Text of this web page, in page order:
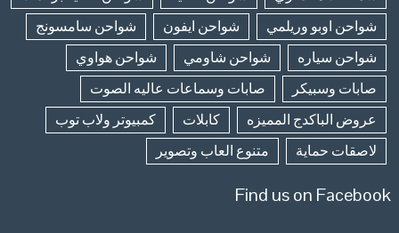
شواحن اوبو وريلمي
شواحن ايفون
شواحن سامسونج
شواحن سياره
شواحن شاومي
شواحن هواوي
صابات وسبيكر
صابات وسماعات عاليه الصوت
عروض الباكدج المميزه
كابلات
كمبيوتر ولاب توب
لاصقات حماية
متنوع العاب وتصوير
Find us on Facebook